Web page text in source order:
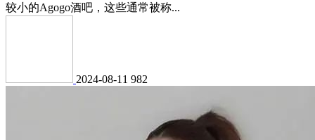
较小的Agogo酒吧，这些通常被称...
2024-08-11 982